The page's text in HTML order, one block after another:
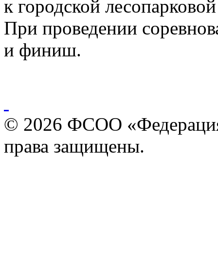
к городской
При проведении
и финиш.
© 2026 ФСОО
права защищены.